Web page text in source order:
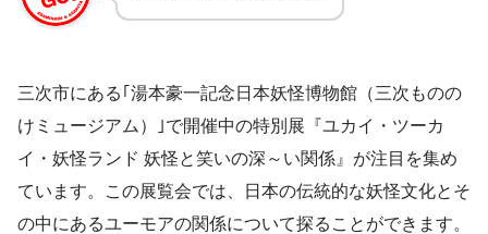
三次市にある｢湯本豪一記念日本妖怪博物館（三次ものの
けミュージアム）｣で開催中の特別展『ユカイ・ツーカ
イ・妖怪ランド 妖怪と笑いの深～い関係』が注目を集め
ています。この展覧会では、日本の伝統的な妖怪文化とそ
の中にあるユーモアの関係について探ることができます。